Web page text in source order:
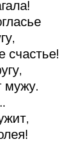
счастье!
мужу.